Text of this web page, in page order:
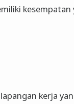
kerja